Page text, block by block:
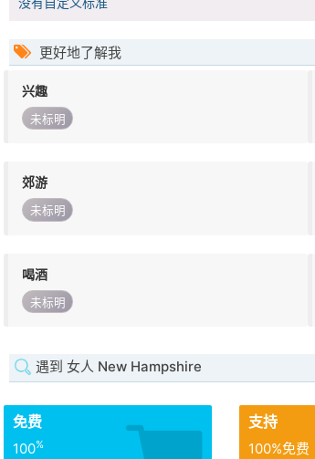
更好地了解我
兴趣
未标明
郊游
未标明
喝酒
未标明
遇到 女人 New Hampshire
免费
100%
支持
100%免费